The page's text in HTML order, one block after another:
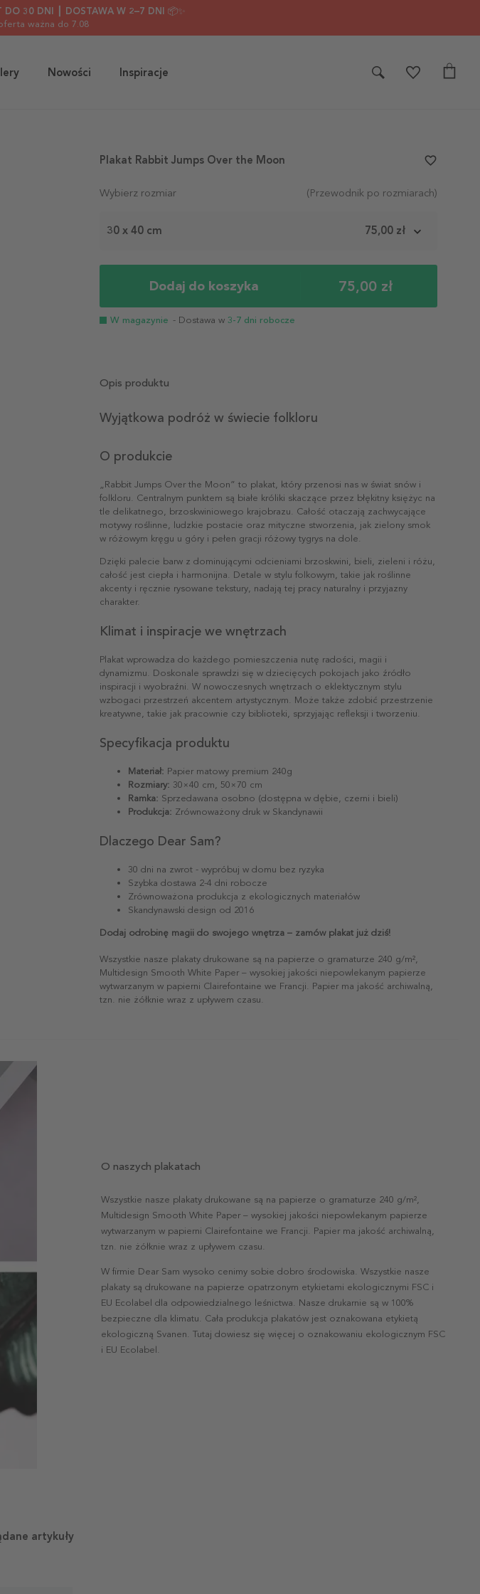
DO 30 DNI ┃ DOSTAWA W 2–7 DNI 📦✨
ważna do 7.08
Nowości Inspiracje
Wybierz rozmiar (Przewodnik po rozmiarach)
30 x 40 cm 75,00 zł
Dodaj do koszyka 75,00 zł
W magazynie - Dostawa w 3-7 dni robocze
Plakat Rabbit Jumps Over the Moon favorite_border
Opis produktu
Wyjątkowa podróż w świecie folkloru
O produkcie
„Rabbit Jumps Over the Moon” to plakat, który przenosi nas w świat snów i
folkloru. Centralnym punktem są białe króliki skaczące przez błękitny księżyc na
tle delikatnego, brzoskwiniowego krajobrazu. Całość otaczają zachwycające
motywy roślinne, ludzkie postacie oraz mityczne stworzenia, jak zielony smok
w różowym kręgu u góry i pełen gracji różowy tygrys na dole.
Dzięki palecie barw z dominującymi odcieniami brzoskwini, bieli, zieleni i różu,
całość jest ciepła i harmonijna. Detale w stylu folkowym, takie jak roślinne
akcenty i ręcznie rysowane tekstury, nadają tej pracy naturalny i przyjazny
charakter.
Klimat i inspiracje we wnętrzach
Plakat wprowadza do każdego pomieszczenia nutę radości, magii i
dynamizmu. Doskonale sprawdzi się w dziecięcych pokojach jako źródło
inspiracji i wyobraźni. W nowoczesnych wnętrzach o eklektycznym stylu
wzbogaci przestrzeń akcentem artystycznym. Może także zdobić przestrzenie
kreatywne, takie jak pracownie czy biblioteki, sprzyjając refleksji i tworzeniu.
Specyfikacja produktu
Materiał: Papier matowy premium 240g
Rozmiary: 30×40 cm, 50×70 cm
Ramka: Sprzedawana osobno (dostępna w dębie, czerni i bieli)
Produkcja: Zrównoważony druk w Skandynawii
Dlaczego Dear Sam?
30 dni na zwrot - wypróbuj w domu bez ryzyka
Szybka dostawa 2-4 dni robocze
Zrównoważona produkcja z ekologicznych materiałów
Skandynawski design od 2016
Dodaj odrobinę magii do swojego wnętrza – zamów plakat już dziś!
Wszystkie nasze plakaty drukowane są na papierze o gramaturze 240 g/m²,
Multidesign Smooth White Paper – wysokiej jakości niepowlekanym papierze
wytwarzanym w papierni Clairefontaine we Francji. Papier ma jakość archiwalną,
tzn. nie żółknie wraz z upływem czasu.
O naszych plakatach
Wszystkie nasze plakaty drukowane są na papierze o gramaturze 240 g/m²,
Multidesign Smooth White Paper – wysokiej jakości niepowlekanym papierze
wytwarzanym w papierni Clairefontaine we Francji. Papier ma jakość archiwalną,
tzn. nie żółknie wraz z upływem czasu.
W firmie Dear Sam wysoko cenimy sobie dobro środowiska. Wszystkie nasze
plakaty są drukowane na papierze opatrzonym etykietami ekologicznymi FSC i
EU Ecolabel dla odpowiedzialnego leśnictwa. Nasze drukarnie są w 100%
bezpieczne dla klimatu. Cała produkcja plakatów jest oznakowana etykietą
ekologiczną Svanen. Tutaj dowiesz się więcej o oznakowaniu ekologicznym FSC
i EU Ecolabel.
artykuły